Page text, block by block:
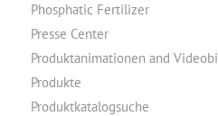
Phosphatic Fertilizer
Presse Center
Produktanimationen and
Produkte
Produktkatalogsuche